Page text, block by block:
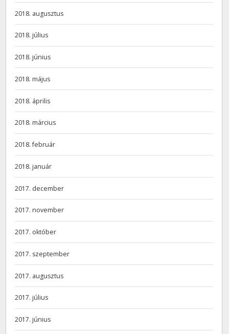
2018. augusztus
2018. július
2018. június
2018. május
2018. április
2018. március
2018. február
2018. január
2017. december
2017. november
2017. október
2017. szeptember
2017. augusztus
2017. július
2017. június